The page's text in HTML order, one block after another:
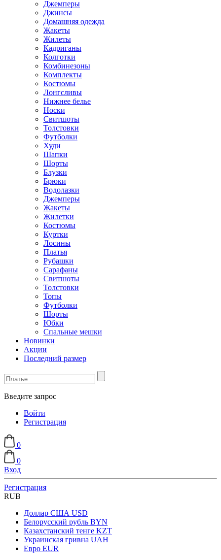
Джемперы
Джинсы
Домашняя одежда
Жакеты
Жилеты
Кадриганы
Колготки
Комбинезоны
Комплекты
Костюмы
Лонгсливы
Нижнее белье
Носки
Свитшоты
Толстовки
Футболки
Худи
Шапки
Шорты
Блузки
Брюки
Водолазки
Джемперы
Жакеты
Жилетки
Костюмы
Куртки
Лосины
Платья
Рубашки
Сарафаны
Свитшоты
Толстовки
Топы
Футболки
Шорты
Юбки
Спальные мешки
Новинки
Акции
Последний размер
Введите запрос
Войти
Регистрация
0
0
Вход
Регистрация
RUB
Доллар США USD
Белорусский рубль BYN
Казахстанский тенге KZT
Украинская гривна UAH
Евро EUR